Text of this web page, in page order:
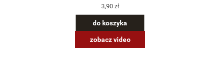
3,90 zł
do koszyka
zobacz video